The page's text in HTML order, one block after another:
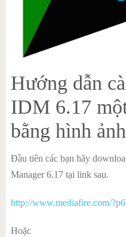
Hướng dẫn
IDM 6.17
bằng hình
Đầu tiên các bạn hãy
Manager 6.17 tại link sau.
http://www.mediafire.com/
Hoặc